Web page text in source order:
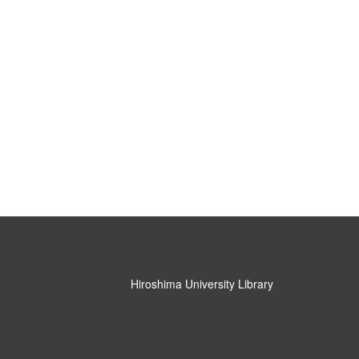
Hiroshima University Library